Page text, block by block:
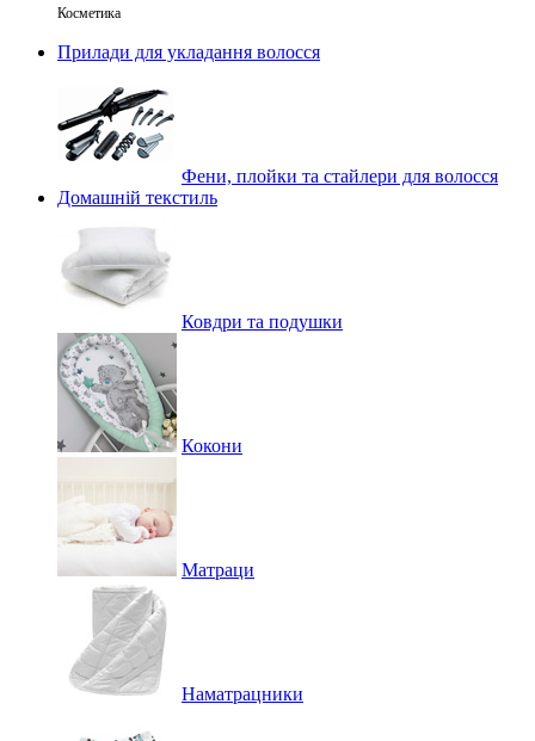
Косметика
Прилади для укладання волосся
Фени, плойки та стайлери для волосся
Домашній текстиль
Ковдри та подушки
Кокони
Матраци
Наматрацники